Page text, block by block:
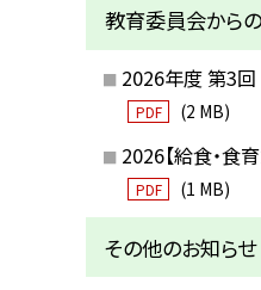
教育委員会から
2026年度 第3回
PDF (2 MB)
2026【給食・食
PDF (1 MB)
その他のお知らせ